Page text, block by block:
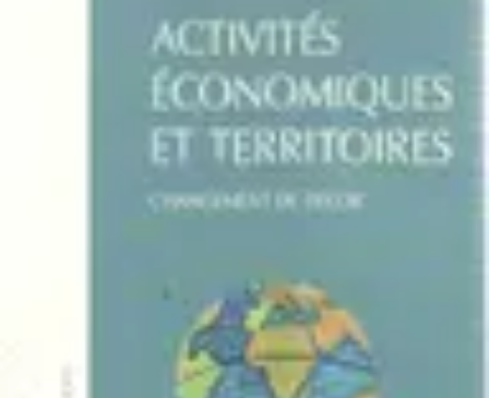
Discours et vœux
Cadeaux et
CélébrationActivités et animations